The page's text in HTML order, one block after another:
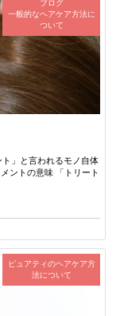
ブログ
一般的なヘアケア方法に
ついて
」と言われるモノ自体
ントの意味 「トリート
ピュアティのヘアケア方
法について